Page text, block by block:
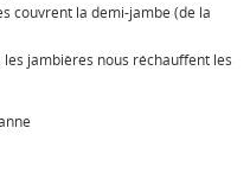
couvrent la demi-jambe (de la
jambières nous réchauffent les